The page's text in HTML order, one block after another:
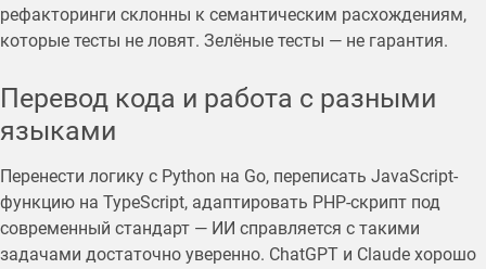
рефакторинги склонны к семантическим расхождениям,
которые тесты не ловят. Зелёные тесты — не гарантия.
Перевод кода и работа с разными
языками
Перенести логику с Python на Go, переписать JavaScript-
функцию на TypeScript, адаптировать PHP-скрипт под
современный стандарт — ИИ справляется с такими
задачами достаточно уверенно. ChatGPT и Claude хорошо